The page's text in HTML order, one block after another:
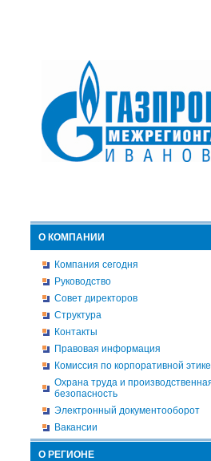
О КОМПАНИИ
Компания сегодня
Руководство
Совет директоров
Структура
Контакты
Правовая информация
Комиссия по корпоративной этике
Охрана труда и
безопасность
Электронный документооборот
Вакансии
О РЕГИОНЕ